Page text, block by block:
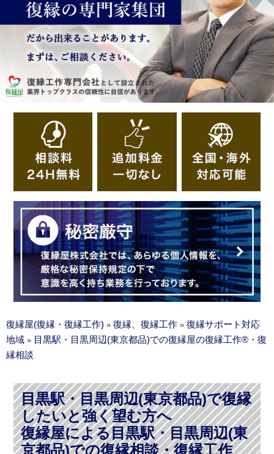
復縁屋(復縁・復縁工作) » 復縁、復縁工作 » 復縁サポート対応
地域 » 目黒駅・目黒周辺(東京都品)での復縁屋の復縁工作®・復
縁相談
目黒駅・目黒周辺(東京都品)で復縁
したいと強く望む方へ
復縁屋による目黒駅・目黒周辺(東
京都品)での復縁相談・復縁工作